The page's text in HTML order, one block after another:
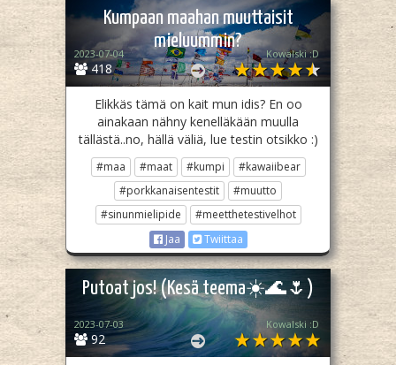
Kumpaan maahan muuttaisit
mieluummin?
418
2023-07-04 Kowalski :D
Elikkäs tämä on kait mun idis? En oo
ainakaan nähny kenelläkään muulla
tällästä..no, hällä väliä, lue testin otsikko :)
#maa #maat #kumpi
#kawaiibear
#porkkanaisentestit
#muutto
#sinunmielipide
#meetthetestivelhot
Jaa
Twiittaa
Putoat jos! (Kesä teema☀️🌊🌷)
92
2023-07-03 Kowalski :D